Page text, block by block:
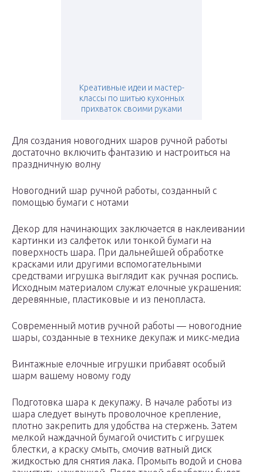
Креативные идеи и мастер-
классы по шитью кухонных
прихваток своими руками
Для создания новогодних шаров ручной работы
достаточно включить фантазию и настроиться на
праздничную волну
Новогодний шар ручной работы, созданный с
помощью бумаги с нотами
Декор для начинающих заключается в наклеивании
картинки из салфеток или тонкой бумаги на
поверхность шара. При дальнейшей обработке
красками или другими вспомогательными
средствами игрушка выглядит как ручная роспись.
Исходным материалом служат елочные украшения:
деревянные, пластиковые и из пенопласта.
Современный мотив ручной работы — новогодние
шары, созданные в технике декупаж и микс-медиа
Винтажные елочные игрушки прибавят особый
шарм вашему новому году
Подготовка шара к декупажу. В начале работы из
шара следует вынуть проволочное крепление,
плотно закрепить для удобства на стержень. Затем
мелкой наждачной бумагой очистить с игрушек
блестки, а краску смыть, смочив ватный диск
жидкостью для снятия лака. Промыть водой и снова